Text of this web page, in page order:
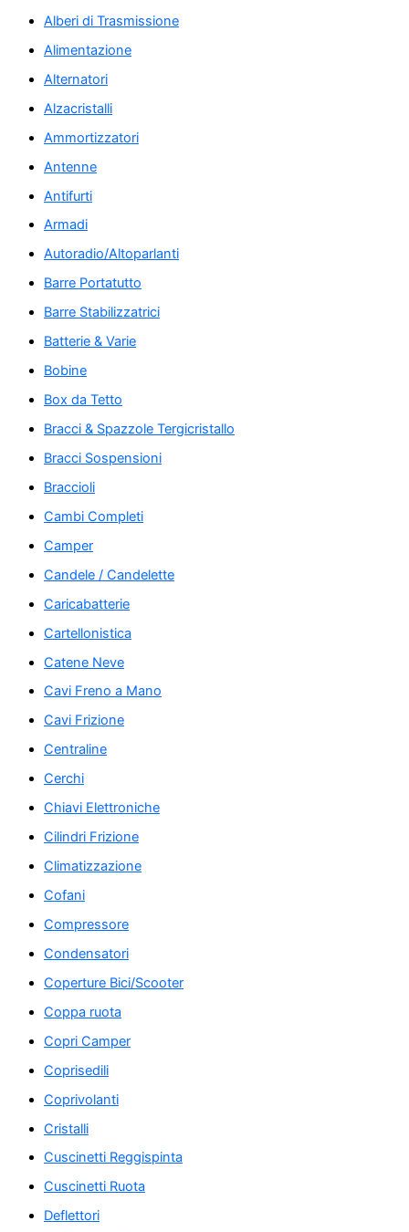
Alberi di Trasmissione
Alimentazione
Alternatori
Alzacristalli
Ammortizzatori
Antenne
Antifurti
Armadi
Autoradio/Altoparlanti
Barre Portatutto
Barre Stabilizzatrici
Batterie & Varie
Bobine
Box da Tetto
Bracci & Spazzole Tergicristallo
Bracci Sospensioni
Braccioli
Cambi Completi
Camper
Candele / Candelette
Caricabatterie
Cartellonistica
Catene Neve
Cavi Freno a Mano
Cavi Frizione
Centraline
Cerchi
Chiavi Elettroniche
Cilindri Frizione
Climatizzazione
Cofani
Compressore
Condensatori
Coperture Bici/Scooter
Coppa ruota
Copri Camper
Coprisedili
Coprivolanti
Cristalli
Cuscinetti Reggispinta
Cuscinetti Ruota
Deflettori